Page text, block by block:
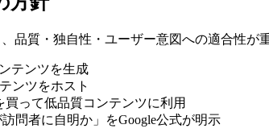
品質・独自性・ユーザー意図への適合性
テンツを生成
ンツをホスト
買って低品質コンテンツに利用
問者に自明か」をGoogle公式が明示